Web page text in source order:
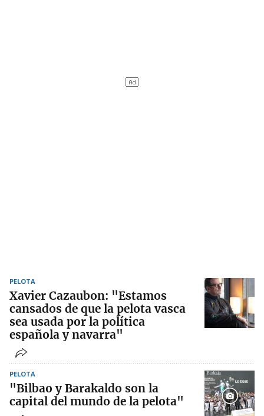
PELOTA
Xavier Cazaubon: "Estamos
cansados de que la pelota vasca
sea usada por la política
española y navarra"
PELOTA
"Bilbao y Barakaldo son la
capital del mundo de la pelota"